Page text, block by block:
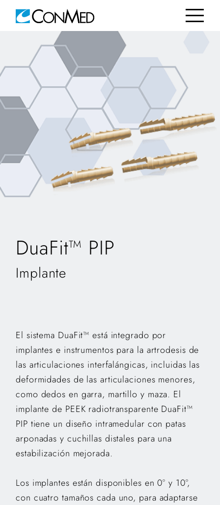
DuaFit™ PIP
Implante
El sistema DuaFit™ está integrado por
implantes e instrumentos para la artrodesis de
las articulaciones interfalángicas, incluidas las
deformidades de las articulaciones menores,
como dedos en garra, martillo y maza. El
implante de PEEK radiotransparente DuaFit™
PIP tiene un diseño intramedular con patas
arponadas y cuchillas distales para una
estabilización mejorada.
Los implantes están disponibles en 0° y 10°,
con cuatro tamaños cada uno, para adaptarse